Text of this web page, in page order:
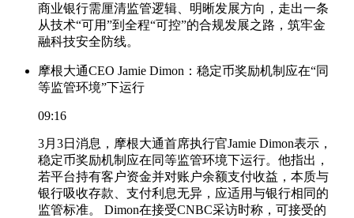
商业银行需厘清监管逻辑、明晰发展方向，走出一条
从技术“可用”到全程“可控”的合规发展之路，筑牢金
融科技安全防线。
摩根大通CEO Jamie Dimon：稳定币奖励机制应在“同
等监管环境”下运行
09:16
3月3日消息，摩根大通首席执行官Jamie Dimon表示，
稳定币奖励机制应在同等监管环境下运行。他指出，
若平台持有客户资金并对账户余额支付收益，本质与
银行吸收存款、支付利息无异，应适用与银行相同的
监管标准。 Dimon在接受CNBC采访时称，可接受的